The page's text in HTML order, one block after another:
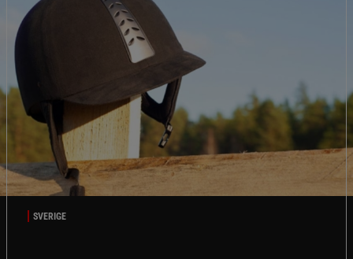
SVERIGE